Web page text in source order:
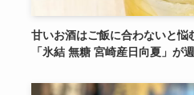
甘いお酒はご飯に合わないと悩
「氷結 無糖 宮崎産日向夏」が